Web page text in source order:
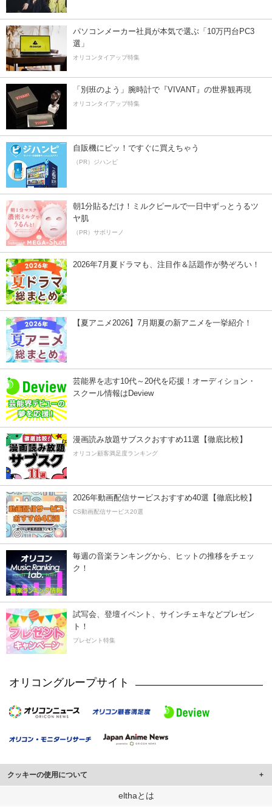
パソコンメーカー社員が本気で選ぶ「10万円台PC3
選」
オリコンタイアップ特集
「別班のよう」腕時計で『VIVANT』の世界観再現
オリコンタイアップ特集
自販機にピッ！ですぐに買えちゃう
（PR）ジハンピ
朝1分貼るだけ！ミルクピールで一日中ずっとうるツ
ヤ肌
（PR）サボリーノ
2026年7月夏ドラマも、注目作＆話題作が勢ぞろい！
【夏アニメ2026】7月期夏の新アニメを一挙紹介！
芸能界を志す10代～20代を応援！オーディション・
スクール情報はDeview
漫画読み放題サブスクおすすめ11選【徹底比較】
オリコン顧客満足度ランキング
2026年動画配信サービスおすすめ40選【徹底比較】
CS動画配信サービス20選
毎週の音楽ランキングから、ヒットの推移をチェッ
ク！
試写会、登壇イベント、サインチェキなどプレゼン
ト！
プレゼント特集
オリコングループサイト
クッキーの使用について
このサイトでは Cookie を使用して、ユーザーに合わせたコンテンツや広告の
elthaとは